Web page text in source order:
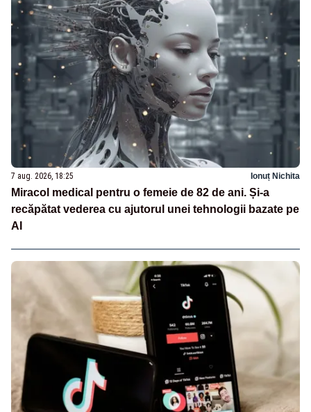
7 aug. 2026, 18:25 Ionuț Nichita
Miracol medical pentru o femeie de 82 de ani. Și-a
recăpătat vederea cu ajutorul unei tehnologii bazate pe
AI